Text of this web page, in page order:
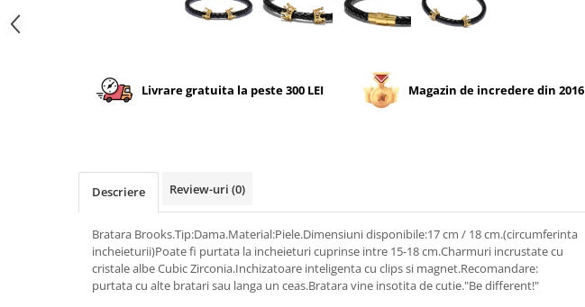
Livrare gratuita la peste 300 LEI Magazin de incredere din 2016
Descriere Review-uri (0)
Bratara Brooks.Tip:Dama.Material:Piele.Dimensiuni disponibile:17 cm / 18 cm.(circumferinta
incheieturii)Poate fi purtata la incheieturi cuprinse intre 15-18 cm.Charmuri incrustate cu
cristale albe Cubic Zirconia.Inchizatoare inteligenta cu clips si magnet.Recomandare:
purtata cu alte bratari sau langa un ceas.Bratara vine insotita de cutie."Be different!"